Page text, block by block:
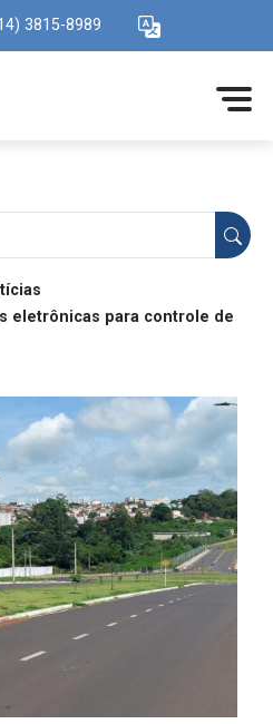
3815-8989
eletrônicas para controle de